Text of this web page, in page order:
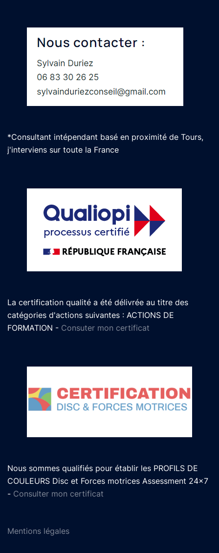
*Consultant intépendant basé en proximité de Tours,
j'interviens sur toute la France
La certification qualité a été délivrée au titre des
catégories d'actions suivantes : ACTIONS DE
FORMATION - Consuter mon certificat
Nous sommes qualifiés pour établir les PROFILS DE
COULEURS Disc et Forces motrices Assessment 24x7
- Consulter mon certificat
Mentions légales